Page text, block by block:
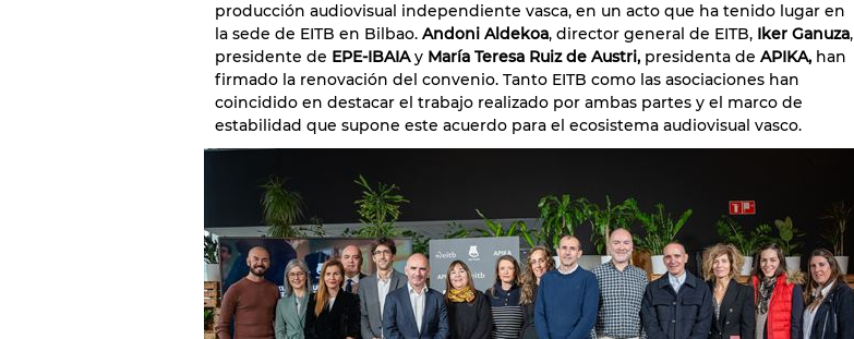
producción audiovisual independiente vasca, en un acto que ha tenido lugar en
la sede de EITB en Bilbao. Andoni Aldekoa, director general de EITB, Iker Ganuza,
presidente de EPE-IBAIAy María Teresa Ruiz de Austri, presidenta de APIKA, han
firmado la renovación del convenio. Tanto EITB como las asociaciones han
coincidido en destacar el trabajo realizado por ambas partes y el marco de
estabilidad que supone este acuerdo para el ecosistema audiovisual vasco.